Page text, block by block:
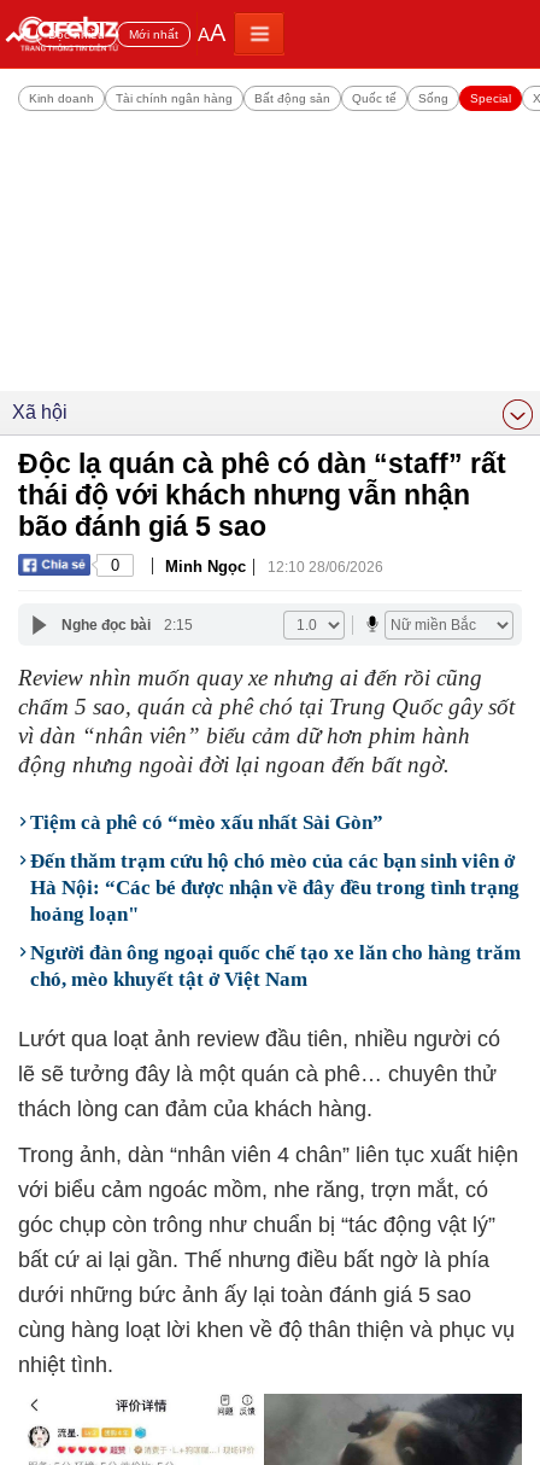
Đọc nhiều Mới nhất AA
Kinh doanh Tài chính ngân hàng Bất động sản Quốc tế Sống Special
Xã hội
Độc lạ quán cà phê có dàn “staff” rất
thái độ với khách nhưng vẫn nhận
bão đánh giá 5 sao
0 | Minh Ngọc | 12:10 28/06/2026
Nghe đọc bài 2:15
Review nhìn muốn quay xe nhưng ai đến rồi cũng
chấm 5 sao, quán cà phê chó tại Trung Quốc gây sốt
vì dàn “nhân viên” biểu cảm dữ hơn phim hành
động nhưng ngoài đời lại ngoan đến bất ngờ.
Tiệm cà phê có “mèo xấu nhất Sài Gòn”
Đến thăm trạm cứu hộ chó mèo của các bạn sinh viên ở
Hà Nội: “Các bé được nhận về đây đều trong tình trạng
hoảng loạn"
Người đàn ông ngoại quốc chế tạo xe lăn cho hàng trăm
chó, mèo khuyết tật ở Việt Nam
Lướt qua loạt ảnh review đầu tiên, nhiều người có
lẽ sẽ tưởng đây là một quán cà phê… chuyên thử
thách lòng can đảm của khách hàng.
Trong ảnh, dàn “nhân viên 4 chân” liên tục xuất hiện
với biểu cảm ngoác mồm, nhe răng, trợn mắt, có
góc chụp còn trông như chuẩn bị “tác động vật lý”
bất cứ ai lại gần. Thế nhưng điều bất ngờ là phía
dưới những bức ảnh ấy lại toàn đánh giá 5 sao
cùng hàng loạt lời khen về độ thân thiện và phục vụ
nhiệt tình.